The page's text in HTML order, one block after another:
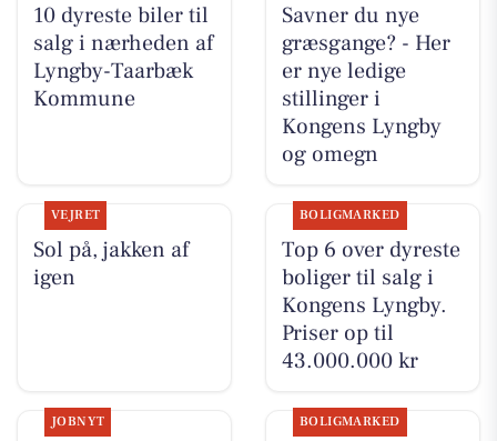
10 dyreste biler til
salg i nærheden af
Lyngby-Taarbæk
Kommune
Savner du nye
græsgange? - Her
er nye ledige
stillinger i
Kongens Lyngby
og omegn
VEJRET
Sol på, jakken af
igen
BOLIGMARKED
Top 6 over dyreste
boliger til salg i
Kongens Lyngby.
Priser op til
43.000.000 kr
JOBNYT BOLIGMARKED